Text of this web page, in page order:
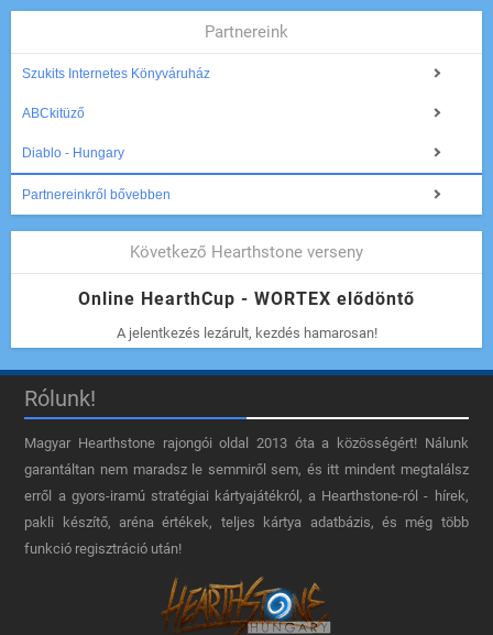
Partnereink
Szukits Internetes Könyváruház
ABCkitüző
Diablo - Hungary
Partnereinkről bővebben
Következő Hearthstone verseny
Online HearthCup - WORTEX elődöntő
A jelentkezés lezárult, kezdés hamarosan!
Rólunk!
Magyar Hearthstone​ rajongói oldal 2013 óta a közösségért! Nálunk
garantáltan nem maradsz le semmiről sem, és itt mindent megtalálsz
erről a gyors-iramú stratégiai kártyajátékról, a Hearthstone-ról - hírek,
pakli készítő, aréna értékek, teljes kártya adatbázis, és még több
funkció regisztráció után!